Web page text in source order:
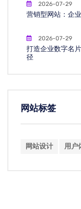
2026-07-29
营销型网站：企
2026-07-29
打造企业数字名
径
网站标签
网站设计 用户